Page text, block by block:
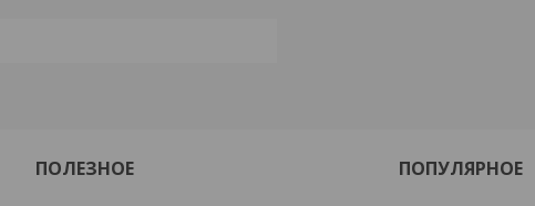
ПОЛЕЗНОЕ ПОПУЛЯРНОЕ